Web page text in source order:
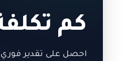
كم
احصل على تقدير فوري